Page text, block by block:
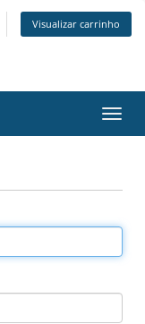
Visualizar carrinho